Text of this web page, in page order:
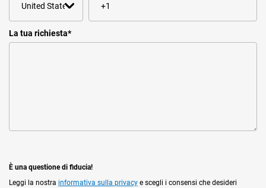
La tua richiesta*
È una questione di fiducia!
Leggi la nostra informativa sulla privacy e scegli i consensi che desideri